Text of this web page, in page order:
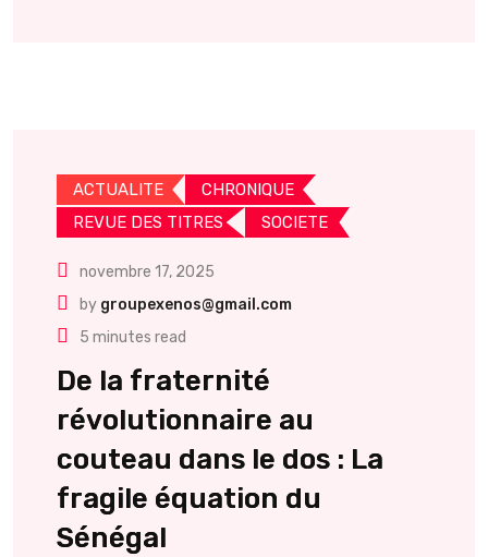
ACTUALITE
CHRONIQUE
REVUE DES TITRES
SOCIETE
novembre 17, 2025
by groupexenos@gmail.com
5 minutes read
De la fraternité
révolutionnaire au
couteau dans le dos : La
fragile équation du
Sénégal